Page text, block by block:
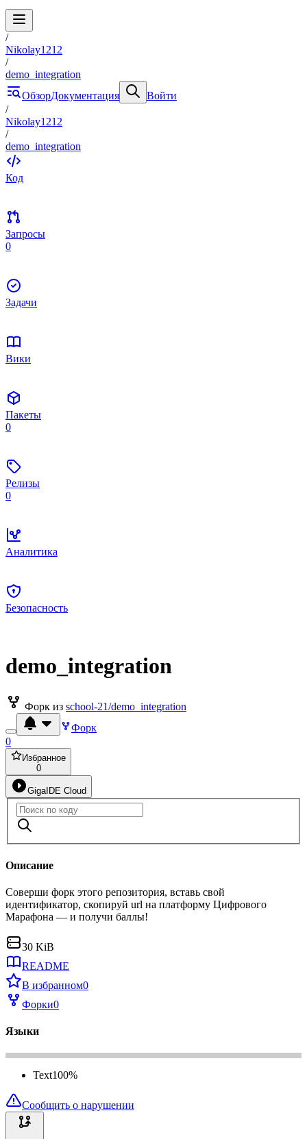
/
Nikolay1212
/
demo_integration
ОбзорДокументация
Войти
/
Nikolay1212
/
demo_integration
Код
Запросы
0
Задачи
Вики
Пакеты
0
Релизы
0
Аналитика
Безопасность
demo_integration
Форк из school-21/demo_integration
Форк
0
Избранное
0
GigaIDE Cloud
Описание
Соверши форк этого репозитория, вставь свой
идентификатор, скопируй url на платформу Цифрового
Марафона — и получи баллы!
30 KiB
README
В избранном0
Форки0
Языки
Text100%
Сообщить о нарушении